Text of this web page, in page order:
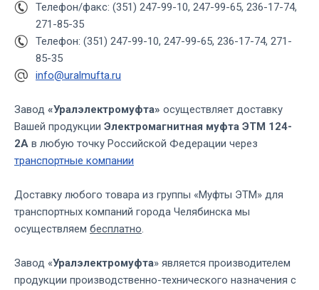
Телефон/факс: (351) 247-99-10, 247-99-65, 236-17-74,
271-85-35
Телефон: (351) 247-99-10, 247-99-65, 236-17-74, 271-
85-35
info@uralmufta.ru
Завод «Уралэлектромуфта» осуществляет доставку
Вашей продукции Электромагнитная муфта ЭТМ 124-
2А в любую точку Российской Федерации через
транспортные компании
Доставку любого товара из группы «Муфты ЭТМ» для
транспортных компаний города Челябинска мы
осуществляем бесплатно.
Завод «Уралэлектромуфта» является производителем
продукции производственно-технического назначения с